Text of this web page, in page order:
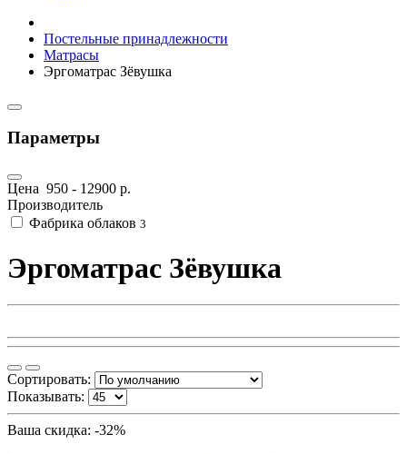
Постельные принадлежности
Матрасы
Эргоматрас Зёвушка
Параметры
Цена 950 - 12900 р.
Производитель
Фабрика облаков 3
Эргоматрас Зёвушка
Сортировать:
Показывать:
Ваша скидка: -32%